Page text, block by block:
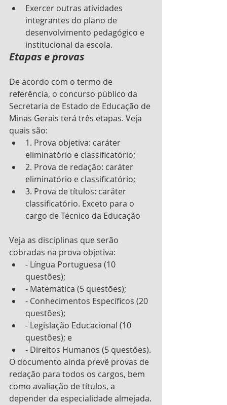
Exercer outras atividades
integrantes do plano de
desenvolvimento pedagógico e
institucional da escola.
Etapas e provas
De acordo com o termo de
referência, o concurso público da
Secretaria de Estado de Educação de
Minas Gerais terá três etapas. Veja
quais são:
1. Prova objetiva: caráter
eliminatório e classificatório;
2. Prova de redação: caráter
eliminatório e classificatório;
3. Prova de títulos: caráter
classificatório. Exceto para o
cargo de Técnico da Educação
Veja as disciplinas que serão
cobradas na prova objetiva:
- Língua Portuguesa (10
questões);
- Matemática (5 questões);
- Conhecimentos Específicos (20
questões);
- Legislação Educacional (10
questões); e
- Direitos Humanos (5 questões).
O documento ainda prevê provas de
redação para todos os cargos, bem
como avaliação de títulos, a
depender da especialidade almejada.